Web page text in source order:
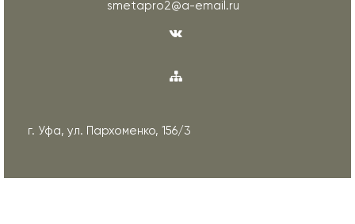
smetapro2@a-email.ru
г. Уфа, ул. Пархоменко, 156/3